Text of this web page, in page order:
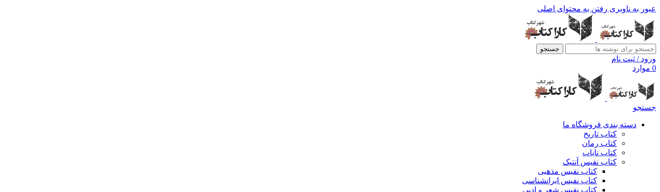
عبور به ناوبری رفتن به محتوای اصلی
جستجو
ورود / ثبت نام
0 موارد
جستجو
دسته بندی فروشگاه ما
کتاب تاریخ
کتاب رمان
کتاب نایاب
کتاب نفیس آنتیک
کتاب نفیس مذهبی
کتاب نفیس ایرانشناسی
کتاب نفیس شعر و ادبی